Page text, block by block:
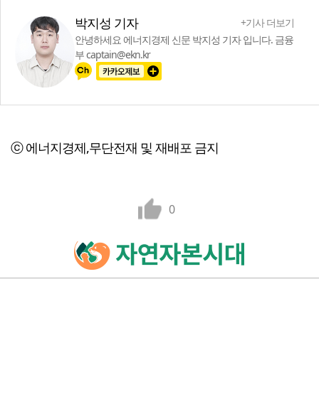
박지성 기자
+기사 더보기
안녕하세요 에너지경제 신문 박지성 기자 입니다. 금융
부 captain@ekn.kr
ⓒ 에너지경제,무단전재 및 재배포 금지
0